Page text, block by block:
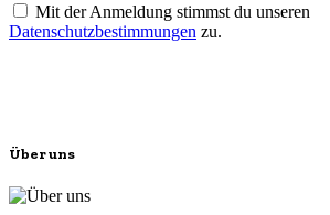
Mit der Anmeldung stimmst du unseren
Datenschutzbestimmungen zu.
Über uns